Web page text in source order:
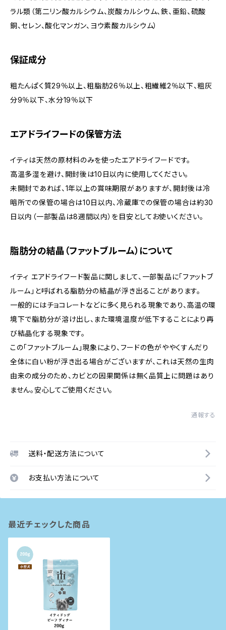
ラル類（第二リン酸カルシウム、炭酸カルシウム、鉄、亜鉛、硫酸
銅、セレン、酸化マンガン、ヨウ素酸カルシウム）
保証成分
粗たんぱく質29％以上、粗脂肪26％以上、粗繊維2％以下、粗灰
分9％以下、水分19％以下
エアドライフードの保管方法
イティは天然の原材料のみを使ったエアドライフードです。
高温多湿を避け、開封後は10日以内に使用してください。
未開封であれば、1年以上の賞味期限がありますが、開封後は冷
暗所での保管の場合は10日以内、冷蔵庫での保管の場合は約30
日以内（一部製品は8週間以内）を目安としてお使いください。
脂肪分の結晶（ファットブルーム）について
イティ エアドライフード製品に関しまして、一部製品に「ファットブ
ルーム」と呼ばれる脂肪分の結晶が浮き出ることがあります。
一般的にはチョコレートなどに多く見られる現象であり、高温の環
境下で脂肪分が溶け出し、また環境温度が低下することにより再
び結晶化する現象です。
この「ファットブルーム」現象により、フードの色がややくすんだり
全体に白い粉が浮き出る場合がございますが、これは天然の生肉
由来の成分のため、カビとの因果関係は無く品質上に問題はあり
ません。安心してご使用ください。
通報する
送料・配送方法について
お支払い方法について
最近チェックした商品